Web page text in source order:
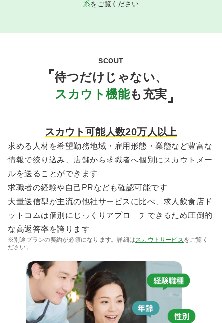
系をご覧ください
SCOUT
待つだけじゃない、
スカウト機能も充実
スカウト可能人数20万人以上
求める人材を希望勤務地域・雇用形態・業態など豊富な
情報で絞り込み、店舗から求職者へ個別にスカウトメー
ルを送ることができます
求職者の経験や自己PRなども確認可能です
大量送信型が主流の他社サービスに比べ、求人飲食店ド
ットコムは個別にじっくりアプローチできるため圧倒的
な高返答率を誇ります
※別途プランの契約が必須になります。詳細はスカウトサービスをご覧く
ださい。